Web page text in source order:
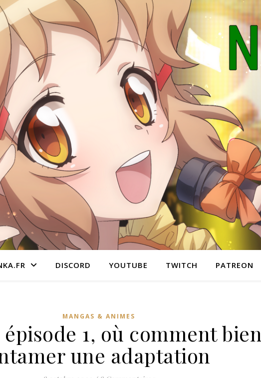
DISCORD YOUTUBE TWITCH PATREON
MANGAS & ANIMES
1, où comment bien
une adaptation